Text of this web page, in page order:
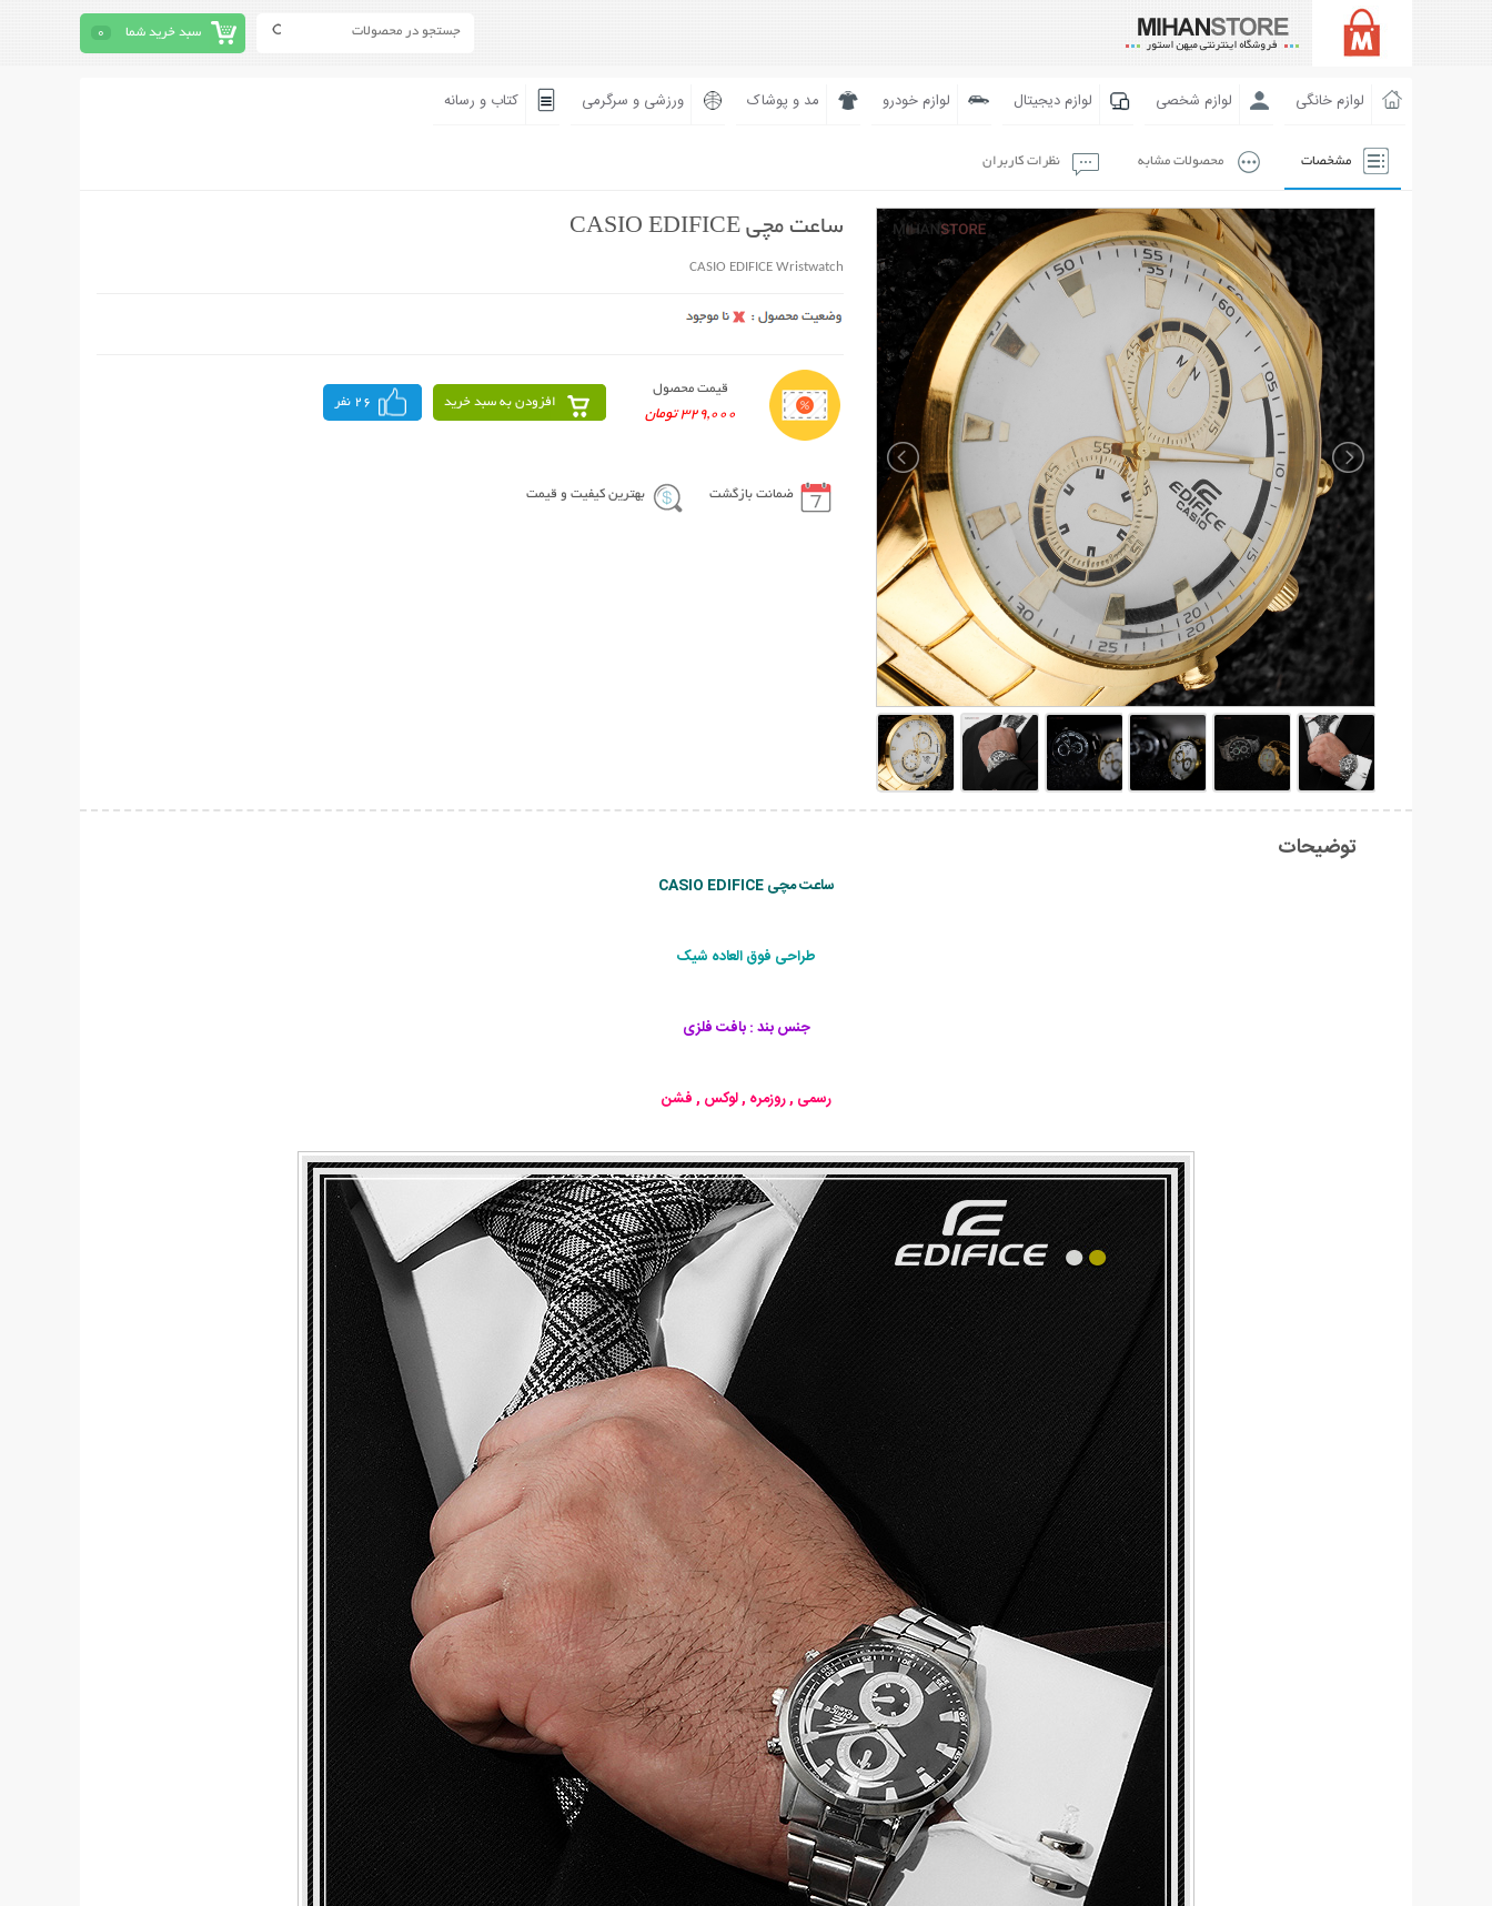
سبد خرید شما 0
لوازم خانگی لوازم شخصی لوازم دیجیتال لوازم خودرو مد و پوشاک ورزشی و سرگرمی کتاب و رسانه
مشخصات محصولات مشابه نظرات کاربران
ساعت مچی CASIO EDIFICE
CASIO EDIFICE Wristwatch
قیمت محصول
329,000 تومان
افزودن به سبد خرید 26 نفر
ضمانت بازگشت بهترین کیفیت و قیمت
توضیحات
ساعت مچی CASIO EDIFICE
طراحی فوق العاده شیک
جنس بند : بافت فلزی
رسمی , روزمره , لوکس , فشن